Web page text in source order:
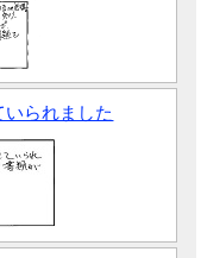
られました